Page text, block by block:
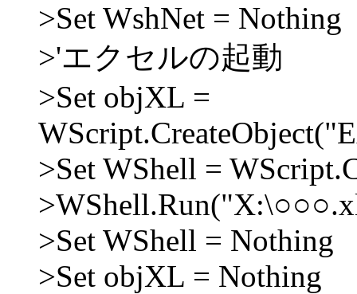
>Set WshNet = Nothing
>'エクセルの起動
>Set objXL =
>Set WShell =
>Set WShell = Nothing
>Set objXL = Nothing